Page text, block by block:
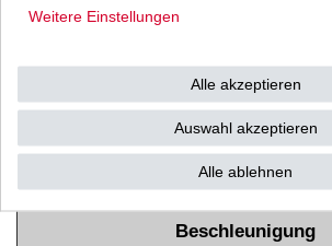
Fehlzündungen oder
verhindert.
Das senkt den
(wenn vorhanden) den Katalysator
Die Iridium Zündkerzen sichern
Beschleunigung
Weitere Einstellungen
Alle akzeptieren
Auswahl akzeptieren
Alle ablehnen